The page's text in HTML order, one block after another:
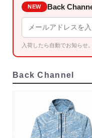
NEW Back
入荷したら自動でお知らせ
Back Channel